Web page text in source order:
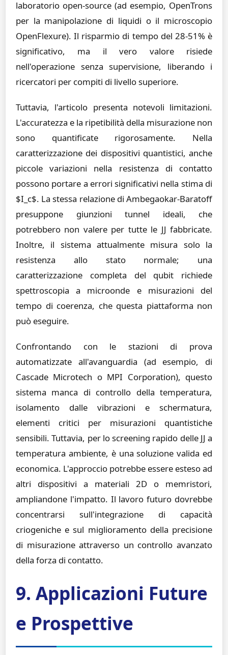
laboratorio open-source (ad esempio, OpenTrons
per la manipolazione di liquidi o il microscopio
OpenFlexure). Il risparmio di tempo del 28-51% è
significativo, ma il vero valore risiede
nell'operazione senza supervisione, liberando i
ricercatori per compiti di livello superiore.
Tuttavia, l'articolo presenta notevoli limitazioni.
L'accuratezza e la ripetibilità della misurazione non
sono quantificate rigorosamente. Nella
caratterizzazione dei dispositivi quantistici, anche
piccole variazioni nella resistenza di contatto
possono portare a errori significativi nella stima di
$I_c$. La stessa relazione di Ambegaokar-Baratoff
presuppone giunzioni tunnel ideali, che
potrebbero non valere per tutte le JJ fabbricate.
Inoltre, il sistema attualmente misura solo la
resistenza allo stato normale; una
caratterizzazione completa del qubit richiede
spettroscopia a microonde e misurazioni del
tempo di coerenza, che questa piattaforma non
può eseguire.
Confrontando con le stazioni di prova
automatizzate all'avanguardia (ad esempio, di
Cascade Microtech o MPI Corporation), questo
sistema manca di controllo della temperatura,
isolamento dalle vibrazioni e schermatura,
elementi critici per misurazioni quantistiche
sensibili. Tuttavia, per lo screening rapido delle JJ a
temperatura ambiente, è una soluzione valida ed
economica. L'approccio potrebbe essere esteso ad
altri dispositivi a materiali 2D o memristori,
ampliandone l'impatto. Il lavoro futuro dovrebbe
concentrarsi sull'integrazione di capacità
criogeniche e sul miglioramento della precisione
di misurazione attraverso un controllo avanzato
della forza di contatto.
9. Applicazioni Future
e Prospettive